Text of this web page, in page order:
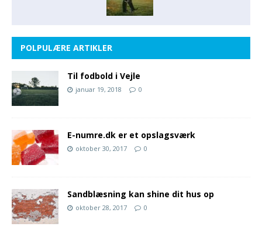
POLPULÆRE ARTIKLER
Til fodbold i Vejle
januar 19, 2018 0
E-numre.dk er et opslagsværk
oktober 30, 2017 0
Sandblæsning kan shine dit hus op
oktober 28, 2017 0